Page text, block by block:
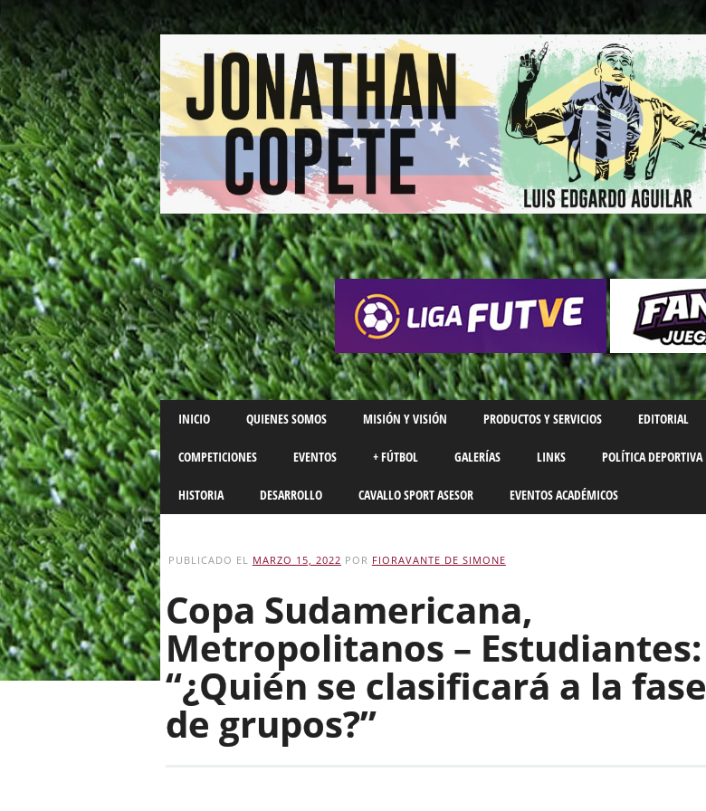
Main menu
Skip
to
content
INICIO QUIENES SOMOS MISIÓN Y VISIÓN PRODUCTOS Y SERVICIOS EDITORIAL
COMPETICIONES EVENTOS + FÚTBOL GALERÍAS LINKS POLÍTICA DEPORTIVA
HISTORIA DESARROLLO CAVALLO SPORT ASESOR EVENTOS ACADÉMICOS
PUBLICADO EL MARZO 15, 2022 POR FIORAVANTE DE SIMONE
Copa Sudamericana,
Metropolitanos – Estudiantes:
“¿Quién se clasificará a la fase
de grupos?”